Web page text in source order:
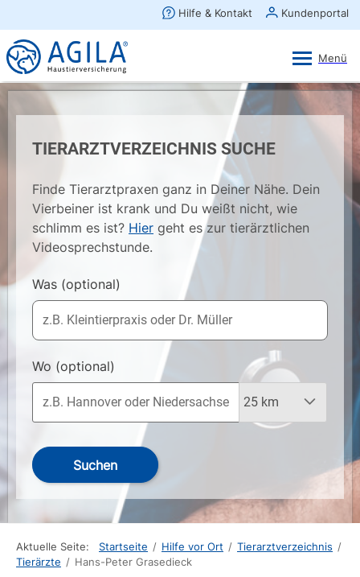
TIERARZTVERZEICHNIS SUCHE
Finde Tierarztpraxen ganz in Deiner Nähe. Dein
Vierbeiner ist krank und Du weißt nicht, wie
schlimm es ist? Hier geht es zur tierärztlichen
Videosprechstunde.
Was (optional)
Wo (optional)
Suchen
Aktuelle Seite: Startseite / Hilfe vor Ort / Tierarztverzeichnis /
Tierärzte / Hans-Peter Grasedieck
×
AGILA Kunden-App
Gratis - Im Play Store laden
Ansehen